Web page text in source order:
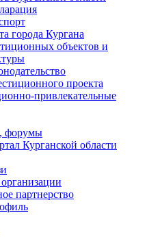
города Кургана
объектов и
проекта
привлекательные
форумы
Курганской области
партнерство